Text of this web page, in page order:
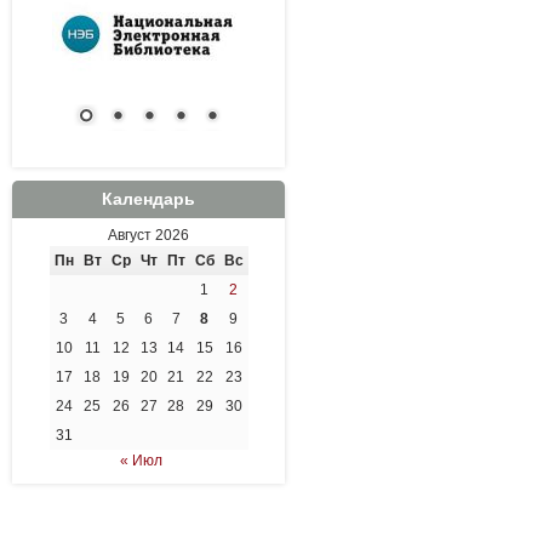
Календарь
Август 2026
Пн
Вт Ср Чт Пт Сб
Вс
1
2
3
4 5 6 7 8
9
10
11 12 13 14 15
16
17
18 19 20 21 22
23
24
25 26 27 28 29
30
31
« Июл